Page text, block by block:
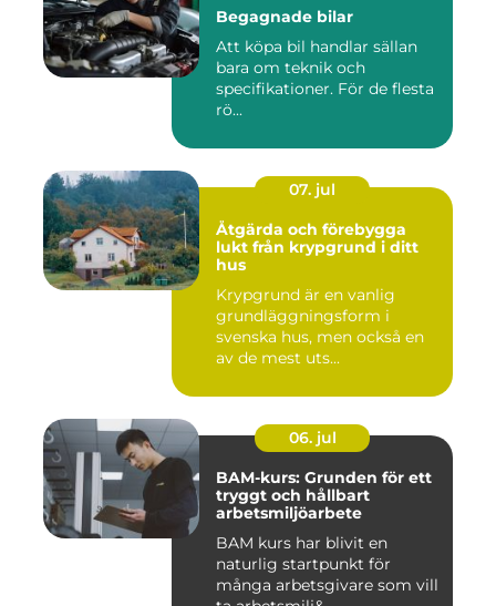
Begagnade bilar
Att köpa bil handlar sällan
bara om teknik och
specifikationer. För de flesta
rö...
07. jul
Åtgärda och förebygga
lukt från krypgrund i ditt
hus
Krypgrund är en vanlig
grundläggningsform i
svenska hus, men också en
av de mest uts...
06. jul
BAM-kurs: Grunden för ett
tryggt och hållbart
arbetsmiljöarbete
BAM kurs har blivit en
naturlig startpunkt för
många arbetsgivare som vill